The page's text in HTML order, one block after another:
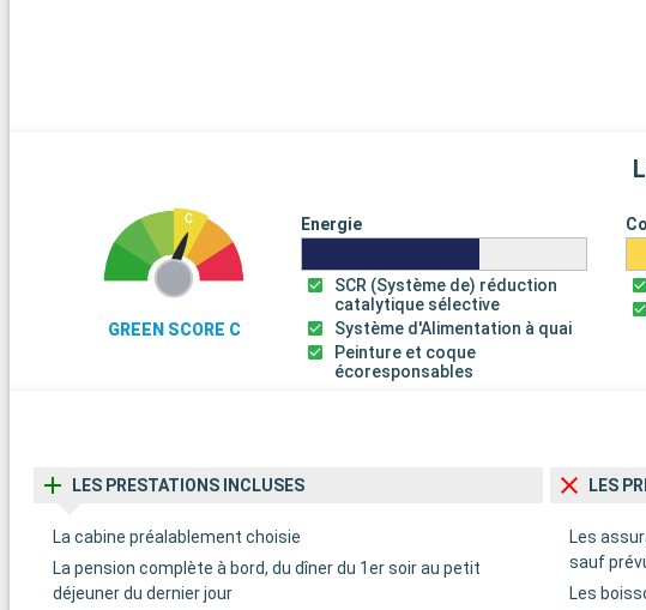
GREEN SCORE C
Energie
SCR (Système de) réduction
catalytique sélective
Système d'Alimentation à quai
Peinture et coque
écoresponsables
LES PRESTATIONS INCLUSES
La cabine préalablement choisie
La pension complète à bord, du dîner du 1er soir au petit
déjeuner du dernier jour
LES
Les
sauf
Les